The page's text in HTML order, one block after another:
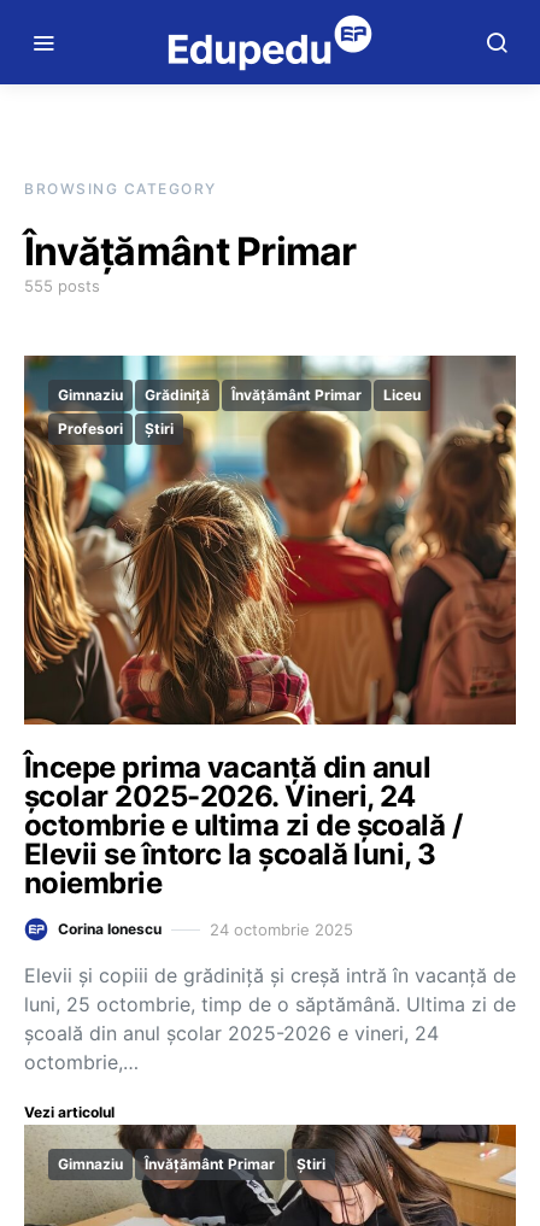
BROWSING CATEGORY
Învățământ Primar
555 posts
Gimnaziu Grădiniță Învățământ Primar
Liceu
Profesori
Știri
Începe prima vacanță din anul
școlar 2025-2026. Vineri, 24
octombrie e ultima zi de școală /
Elevii se întorc la școală luni, 3
noiembrie
Corina Ionescu 24 octombrie 2025
Elevii și copiii de grădiniță și creșă intră în vacanță de
luni, 25 octombrie, timp de o săptămână. Ultima zi de
școală din anul școlar 2025-2026 e vineri, 24
octombrie,…
Vezi articolul
Gimnaziu Învățământ Primar Știri